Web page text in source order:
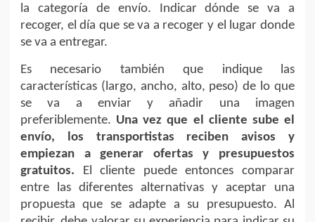
la categoría de envío. Indicar dónde se va a
recoger, el día que se va a recoger y el lugar donde
se va a entregar.
Es necesario también que indique las
características (largo, ancho, alto, peso) de lo que
se va a enviar y añadir una imagen
preferiblemente. Una vez que el cliente sube el
envío, los transportistas reciben avisos y
empiezan a generar ofertas y presupuestos
gratuitos. El cliente puede entonces comparar
entre las diferentes alternativas y aceptar una
propuesta que se adapte a su presupuesto. Al